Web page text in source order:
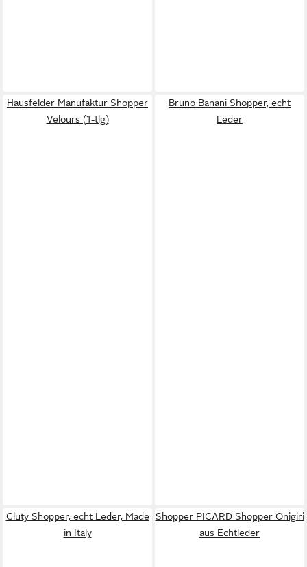
Hausfelder Manufaktur Shopper
Velours (1-tlg)
Bruno Banani Shopper, echt
Leder
Cluty Shopper, echt Leder, Made
in Italy
Shopper PICARD Shopper Onigiri
aus Echtleder